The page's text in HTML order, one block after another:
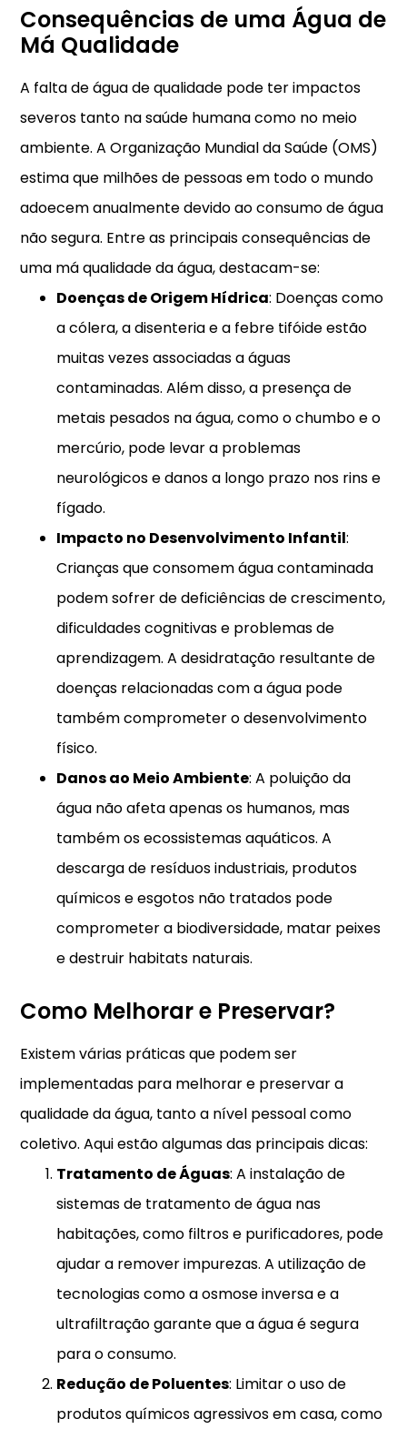
Consequências de uma Água de
Má Qualidade
A falta de água de qualidade pode ter impactos
severos tanto na saúde humana como no meio
ambiente. A Organização Mundial da Saúde (OMS)
estima que milhões de pessoas em todo o mundo
adoecem anualmente devido ao consumo de água
não segura. Entre as principais consequências de
uma má qualidade da água, destacam-se:
Doenças de Origem Hídrica: Doenças como
a cólera, a disenteria e a febre tifóide estão
muitas vezes associadas a águas
contaminadas. Além disso, a presença de
metais pesados na água, como o chumbo e o
mercúrio, pode levar a problemas
neurológicos e danos a longo prazo nos rins e
fígado.
Impacto no Desenvolvimento Infantil:
Crianças que consomem água contaminada
podem sofrer de deficiências de crescimento,
dificuldades cognitivas e problemas de
aprendizagem. A desidratação resultante de
doenças relacionadas com a água pode
também comprometer o desenvolvimento
físico.
Danos ao Meio Ambiente: A poluição da
água não afeta apenas os humanos, mas
também os ecossistemas aquáticos. A
descarga de resíduos industriais, produtos
químicos e esgotos não tratados pode
comprometer a biodiversidade, matar peixes
e destruir habitats naturais.
Como Melhorar e Preservar?
Existem várias práticas que podem ser
implementadas para melhorar e preservar a
qualidade da água, tanto a nível pessoal como
coletivo. Aqui estão algumas das principais dicas:
Tratamento de Águas: A instalação de
sistemas de tratamento de água nas
habitações, como filtros e purificadores, pode
ajudar a remover impurezas. A utilização de
tecnologias como a osmose inversa e a
ultrafiltração garante que a água é segura
para o consumo.
Redução de Poluentes: Limitar o uso de
produtos químicos agressivos em casa, como